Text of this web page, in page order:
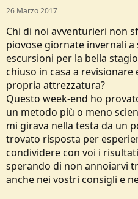
D
i
s
u
s
s
i
o
n
e
z
i
o
26 Marzo 2017
Chi di noi avventurieri non
piovose giornate invernali
escursioni per la bella
chiuso in casa a
propria attrezzatura?
Questo week-end ho
un metodo più o meno
mi girava nella testa da un
trovato risposta per
condividere con voi i
sperando di non annoiarvi
anche nei vostri consigli e